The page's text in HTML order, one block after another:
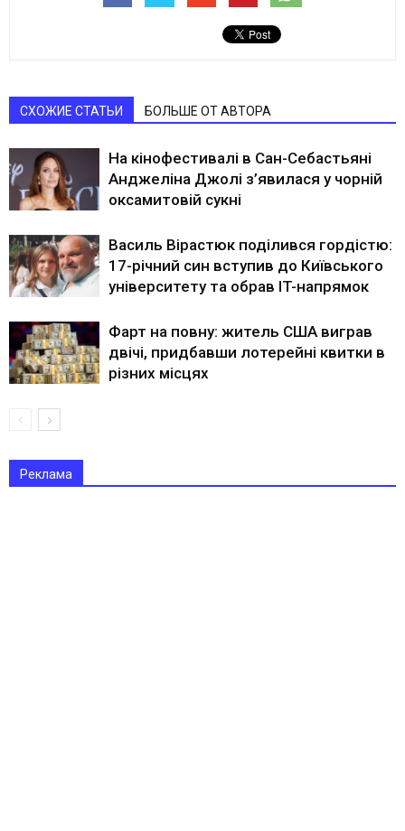
СХОЖИЕ СТАТЬИ БОЛЬШЕ ОТ АВТОРА
На кінофестивалі в Сан-Себастьяні
Анджеліна Джолі з’явилася у чорній
оксамитовій сукні
Василь Вірастюк поділився гордістю:
17-річний син вступив до Київського
університету та обрав IT-напрямок
Фарт на повну: житель США виграв
двічі, придбавши лотерейні квитки в
різних місцях
Реклама